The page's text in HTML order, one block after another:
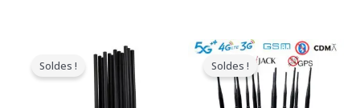
Soldes !
prix
original
était
Le
prix
actuel
est
Soldes !
Gamme
de
prix
:
$729.99